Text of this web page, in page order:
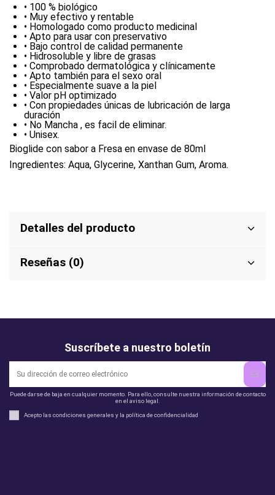
• 100 % biológico
• Muy efectivo y rentable
• Homologado como producto medicinal
• Apto para usar con preservativo
• Bajo control de calidad permanente
• Hidrosoluble y libre de grasas
• Comprobado dermatológica y clínicamente
• Apto también para el sexo oral
• Especialmente suave a la piel
• Valor pH optimizado
• Con propiedades únicas de lubricación de larga
duración
• No Mancha , es facil de eliminar.
• Unisex.
Bioglide con sabor a Fresa en envase de 80ml
Ingredientes: Aqua, Glycerine, Xanthan Gum, Aroma.
Detalles del producto
Reseñas (0)
Suscríbete a nuestro boletín
Puede darse de baja en cualquier momento. Para ello, consulte nuestra información de contacto
en el aviso legal.
Acepto las condiciones generales y la política de confidencialidad